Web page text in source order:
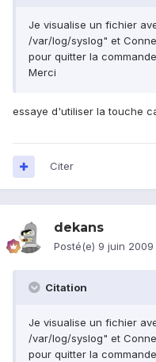
Je visualise un fichier
/var/log/syslog" et
pour quitter la
Merci
essaye d'utiliser la touche
Citer
dekans
Posté(e) 9 juin 2009
Citation
Je visualise un fichier
/var/log/syslog" et
pour quitter la